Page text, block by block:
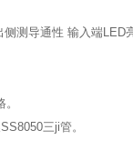
测导通性 输入端LED
三ji管。